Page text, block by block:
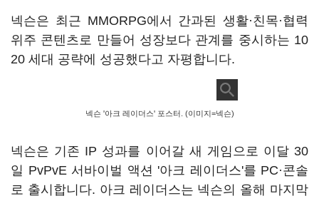
넥슨은 최근 MMORPG에서 간과된 생활·친목·협력
위주 콘텐츠로 만들어 성장보다 관계를 중시하는 10
20 세대 공략에 성공했다고 자평합니다.
넥슨 '아크 레이더스' 포스터. (이미지=넥슨)
넥슨은 기존 IP 성과를 이어갈 새 게임으로 이달 30
일 PvPvE 서바이벌 액션 '아크 레이더스'를 PC·콘솔
로 출시합니다. 아크 레이더스는 넥슨의 올해 마지막